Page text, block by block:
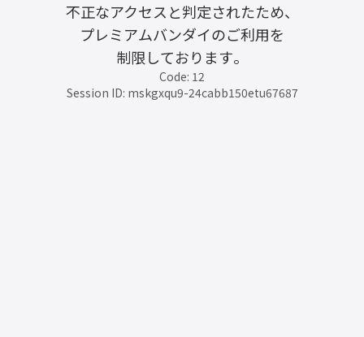
不正なアクセスと判定されたため、
プレミアムバンダイのご利用を
制限しております。
Code: 12
Session ID: mskgxqu9-24cabb150etu67687